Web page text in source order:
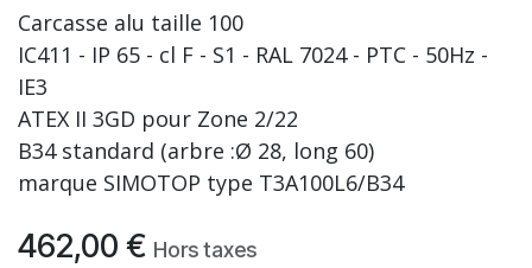
Carcasse alu taille 100
IC411 - IP 65 - cl F - S1 - RAL 7024 - PTC - 50Hz -
IE3
ATEX II 3GD pour Zone 2/22
B34 standard (arbre :Ø 28, long 60)
marque SIMOTOP type T3A100L6/B34
462,00 € Hors taxes